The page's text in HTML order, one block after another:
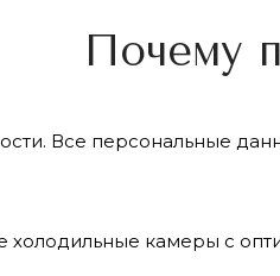
Почему
Все персональные
холодильные камеры с